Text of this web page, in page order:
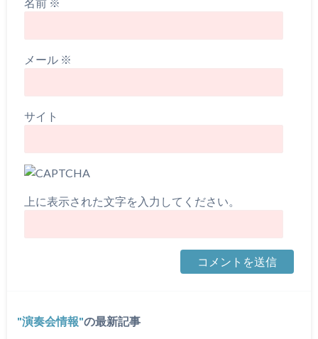
メール ※
サイト
上に表示された文字を入力してください。
演奏会情報 の最新記事